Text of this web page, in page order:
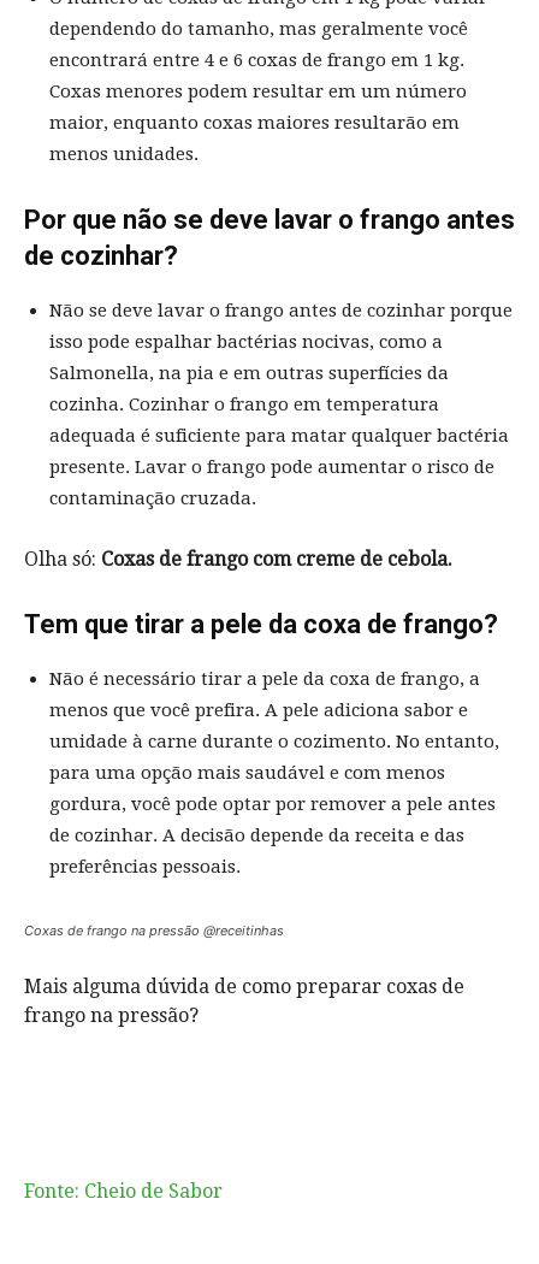
dependendo do tamanho, mas geralmente você
encontrará entre 4 e 6 coxas de frango em 1 kg.
Coxas menores podem resultar em um número
maior, enquanto coxas maiores resultarão em
menos unidades.
Por que não se deve lavar o frango antes
de cozinhar?
Não se deve lavar o frango antes de cozinhar porque
isso pode espalhar bactérias nocivas, como a
Salmonella, na pia e em outras superfícies da
cozinha. Cozinhar o frango em temperatura
adequada é suficiente para matar qualquer bactéria
presente. Lavar o frango pode aumentar o risco de
contaminação cruzada.
Olha só: Coxas de frango com creme de cebola.
Tem que tirar a pele da coxa de frango?
Não é necessário tirar a pele da coxa de frango, a
menos que você prefira. A pele adiciona sabor e
umidade à carne durante o cozimento. No entanto,
para uma opção mais saudável e com menos
gordura, você pode optar por remover a pele antes
de cozinhar. A decisão depende da receita e das
preferências pessoais.
Coxas de frango na pressão @receitinhas
Mais alguma dúvida de como preparar coxas de
frango na pressão?
Fonte: Cheio de Sabor